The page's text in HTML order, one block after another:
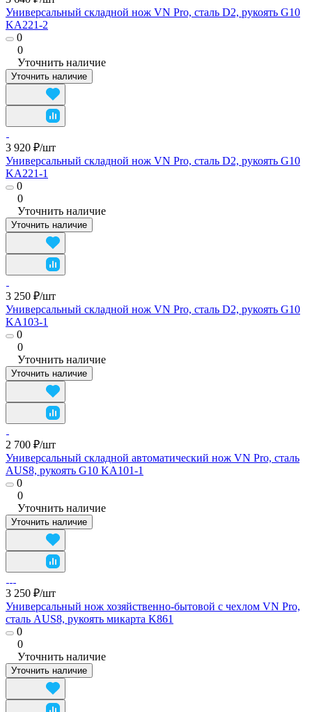
Универсальный складной нож VN Pro, сталь D2, рукоять G10
KA221-2
0
0
Уточнить наличие
Уточнить наличие
3 920 ₽/шт
Универсальный складной нож VN Pro, сталь D2, рукоять G10
KA221-1
0
0
Уточнить наличие
Уточнить наличие
3 250 ₽/шт
Универсальный складной нож VN Pro, сталь D2, рукоять G10
KA103-1
0
0
Уточнить наличие
Уточнить наличие
2 700 ₽/шт
Универсальный складной автоматический нож VN Pro, сталь
AUS8, рукоять G10 KA101-1
0
0
Уточнить наличие
Уточнить наличие
3 250 ₽/шт
Универсальный нож хозяйственно-бытовой с чехлом VN Pro,
сталь AUS8, рукоять микарта K861
0
0
Уточнить наличие
Уточнить наличие